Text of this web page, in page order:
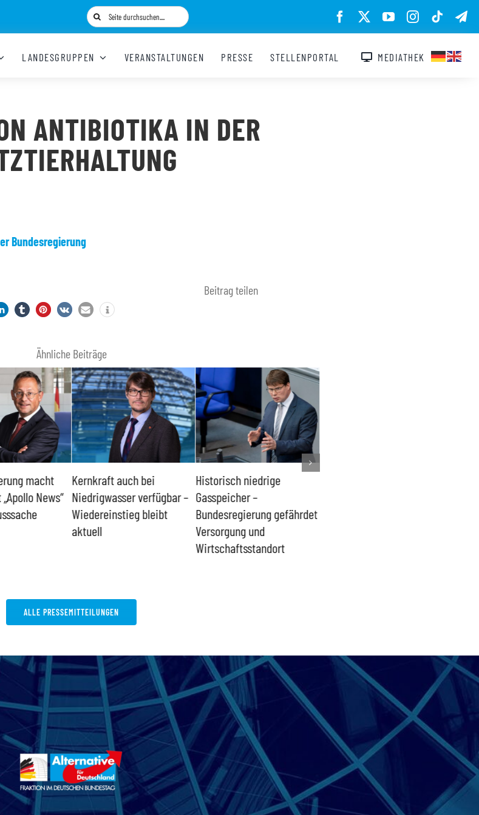
Suche
nach:
LANDESGRUPPEN VERANSTALTUNGEN PRESSE STELLENPORTAL MEDIATHEK
ANTIBIOTIKA IN DER
Bundesregierung
Beitrag teilen
Ähnliche Beiträge
macht
News“
Kernkraft auch bei
Niedrigwasser verfügbar –
Wiedereinstieg bleibt
aktuell
Historisch niedrige
Gasspeicher –
Bundesregierung gefährdet
Versorgung und
Wirtschaftsstandort
ALLE PRESSEMITTEILUNGEN